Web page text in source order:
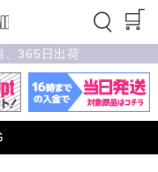
、365日出荷